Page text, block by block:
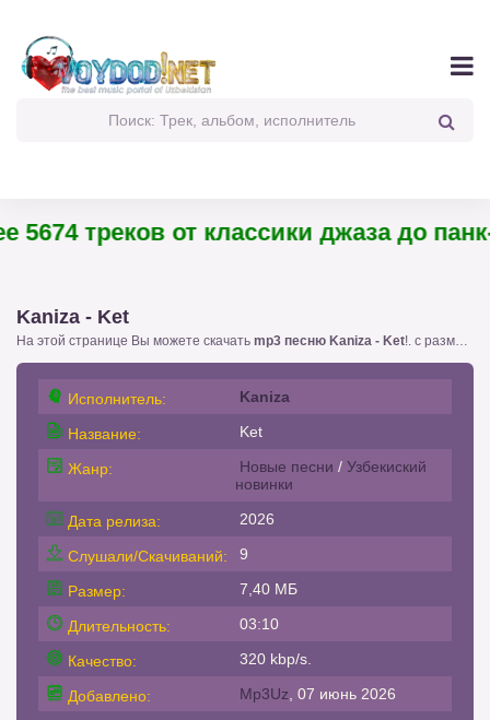
треков от классики джаза до панк-
Kaniza - Ket
На этой странице Вы можете скачать mp3 песню Kaniza - Ket!. с размером 7,40 бесплатно или слушать
Исполнитель: Kaniza
Название: Ket
Жанр: Новые песни / Узбекиский
новинки
Дата релиза: 2026
Слушали/Скачиваний: 9
Размер: 7,40 МБ
Длительность: 03:10
Качество: 320 kbp/s.
Добавлено: Mp3Uz , 07 июнь 2026